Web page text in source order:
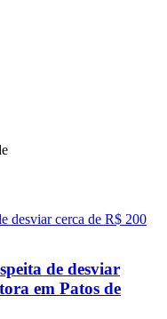
de desviar
em Patos de